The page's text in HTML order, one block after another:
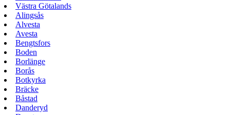
Västra Götalands
Alingsås
Alvesta
Avesta
Bengtsfors
Boden
Borlänge
Borås
Botkyrka
Bräcke
Båstad
Danderyd